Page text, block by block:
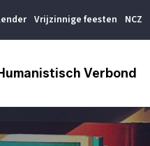
Vrijzinnige feesten NCZ
Verbond